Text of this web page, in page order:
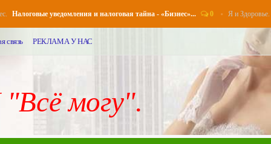
уведомления и налоговая тайна - «Бизнес»... 0 Я и Здоровье.
связь РЕКЛАМА У НАС
могу".